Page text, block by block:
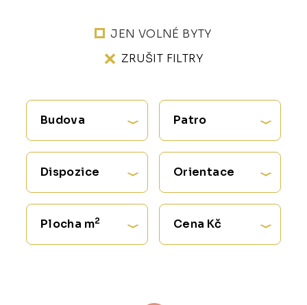
JEN VOLNÉ BYTY
ZRUŠIT FILTRY
Budova Patro
Dispozice Orientace
Plocha m2 Cena Kč